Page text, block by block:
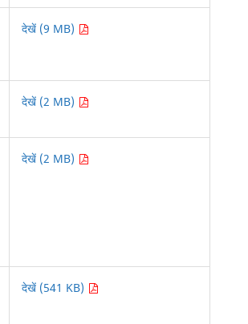
देखें (9 MB)
देखें (2 MB)
देखें (2 MB)
देखें (541 KB)